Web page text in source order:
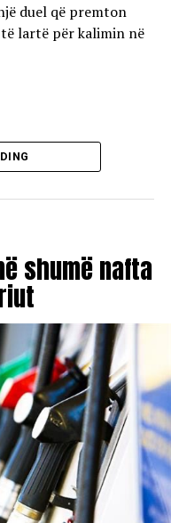
duel që premton
lartë për kalimin në
shumë nafta